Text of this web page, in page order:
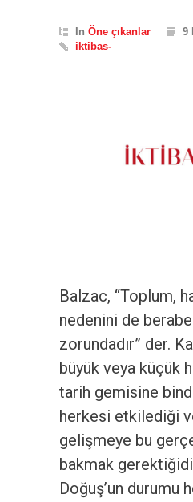
In Öne çıkanlar
9
iktibas-
Balzac, “Toplum,
nedenini de
zorundadır” der.
büyük veya küçük
tarih gemisine
herkesi etkilediği
gelişmeye bu
bakmak
Doğuş’un durumu